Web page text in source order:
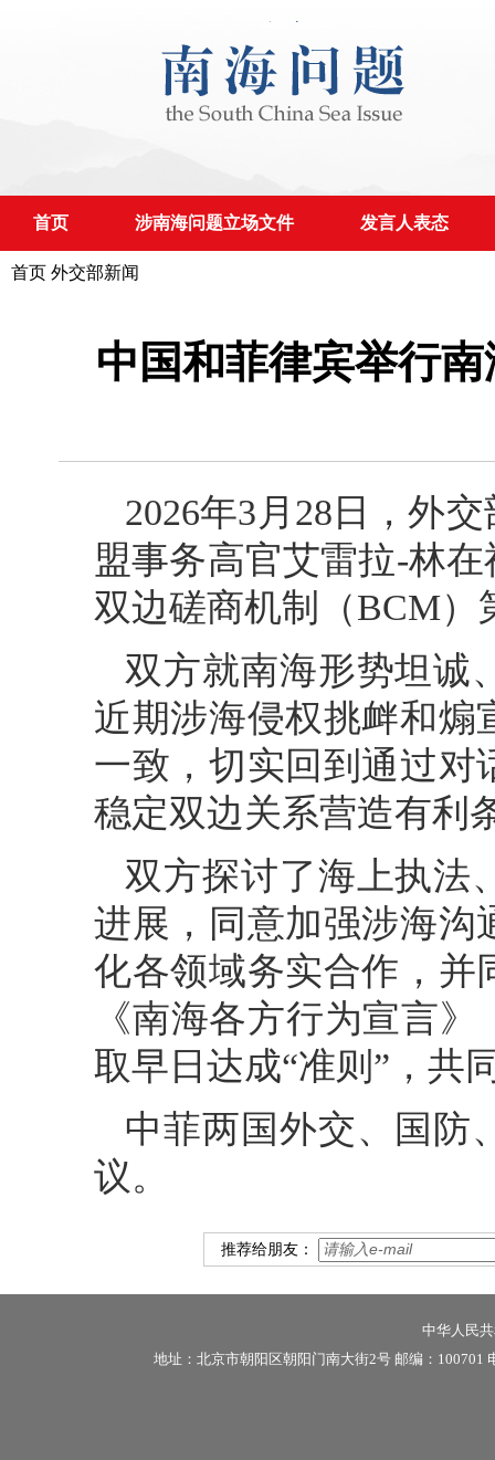
首页 涉南海问题立场文件 发言人表态
首页 外交部新闻
中国和菲律宾举行
2026年3月28日，外
盟事务高官艾雷拉-林
双边磋商机制（BCM）
双方就南海形势坦诚
近期涉海侵权挑衅和煽
一致，切实回到通过对
稳定双边关系营造有利
双方探讨了海上执法
进展，同意加强涉海沟
化各领域务实合作，并
《南海各方行为宣言
取早日达成“准则”，共
中菲两国外交、国防
议。
推荐给朋友：
中华人民
地址：北京市朝阳区朝阳门南大街2号 邮编：100701